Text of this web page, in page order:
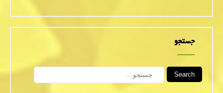
جستجو
Search